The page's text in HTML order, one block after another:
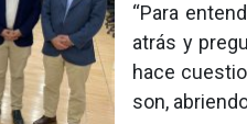
“Para
atrás y
hace
son,